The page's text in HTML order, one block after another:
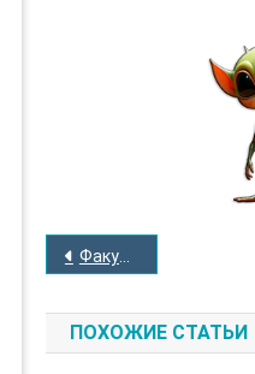
НАВИГАЦИЯ
ПО Факультет / The Faculty
ПОХОЖИЕ СТАТЬИ